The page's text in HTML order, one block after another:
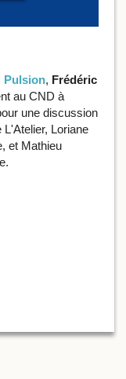
Pulsion, Frédéric
au CND à
une discussion
Loriane
et Mathieu